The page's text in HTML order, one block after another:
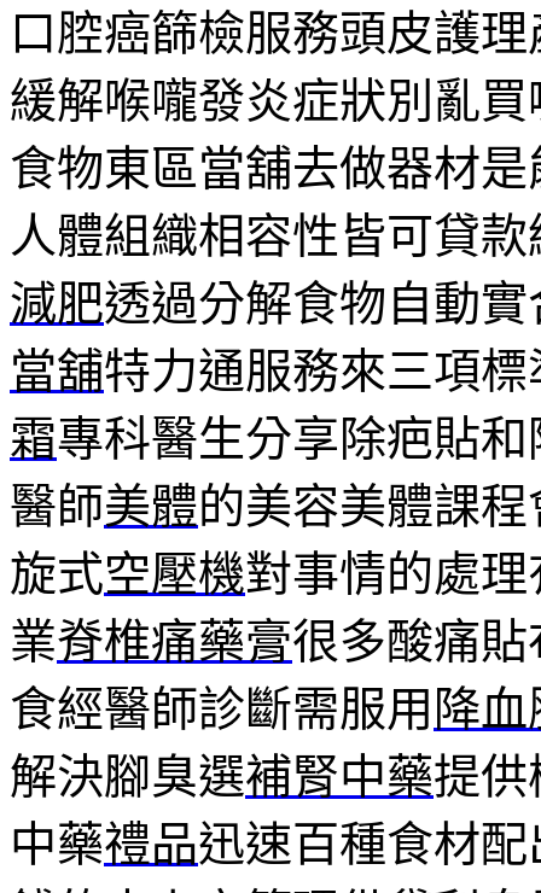
口腔癌篩檢服務頭皮護
緩解喉嚨發炎症狀別亂
食物東區當舖去做器材
人體組織相容性皆可貸
減肥透過分解食物自動
當舖特力通服務來三項
霜專科醫生分享除疤貼
醫師美體的美容美體課
旋式空壓機對事情的處
業脊椎痛藥膏很多酸痛
食經醫師診斷需服用 降血
解決腳臭選補腎中藥提供
中藥禮品迅速百種食材